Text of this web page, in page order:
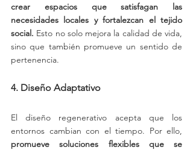
crear espacios que satisfagan las
necesidades locales y fortalezcan el tejido
social. Esto no solo mejora la calidad de vida,
sino que también promueve un sentido de
pertenencia.
4. Diseño Adaptativo
El diseño regenerativo acepta que los
promueve soluciones flexibles que se